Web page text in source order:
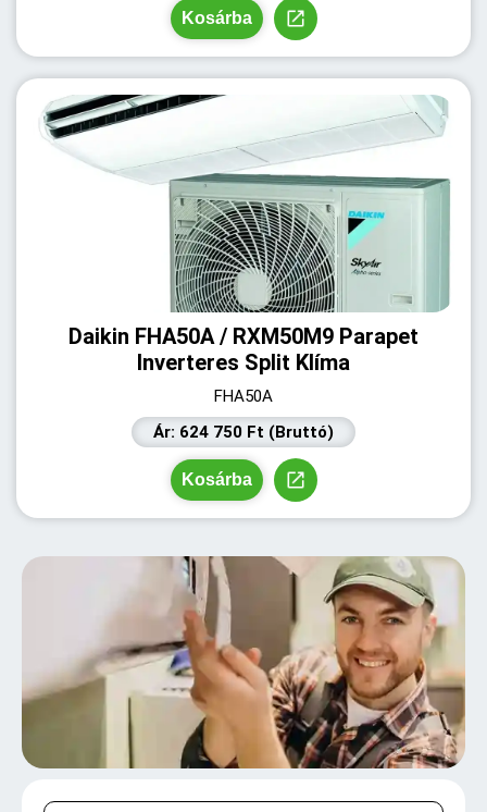
Kosárba
Daikin FHA50A / RXM50M9 Parapet
Inverteres Split Klíma
FHA50A
Ár: 624 750 Ft (Bruttó)
Kosárba